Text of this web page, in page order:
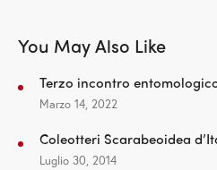
You May Also Like
Terzo incontro
Marzo 14, 2022
Coleotteri Scarabeoidea
Luglio 30, 2014